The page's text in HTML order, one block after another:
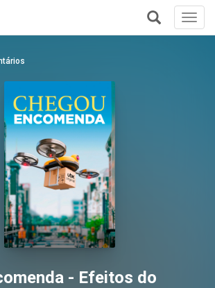
- Efeitos do